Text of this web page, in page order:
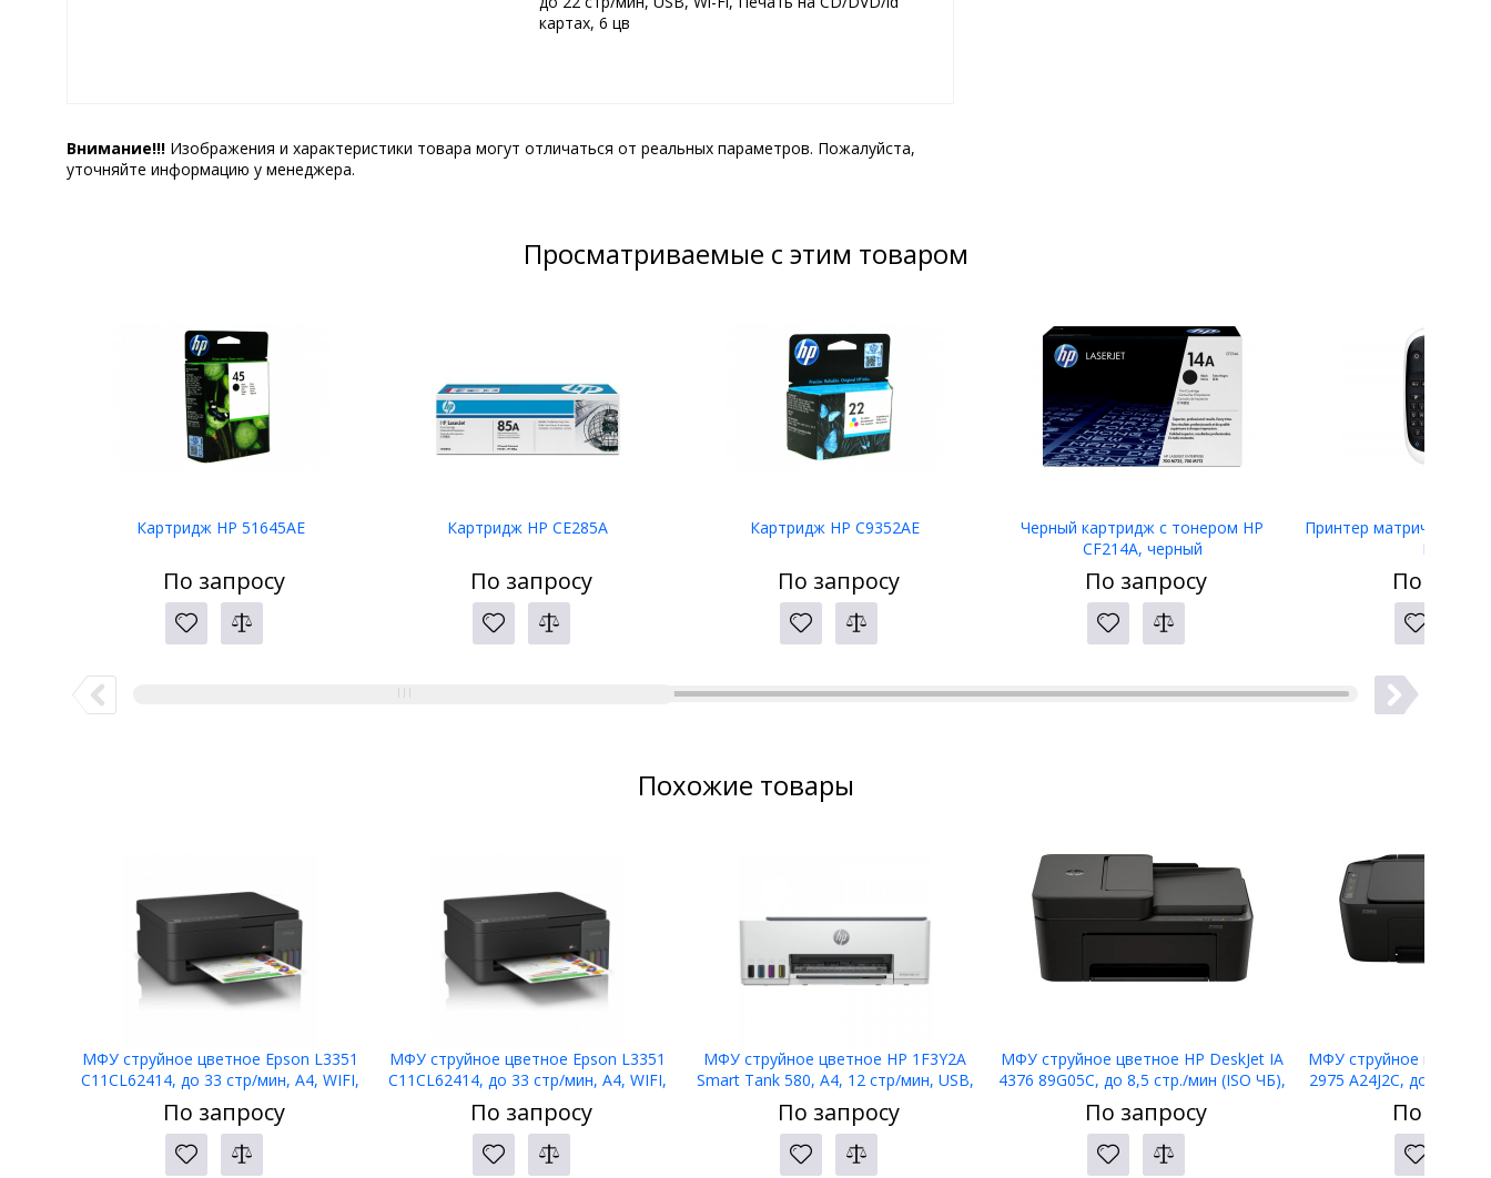
картах, 6 цв
Внимание!!! Изображения и характеристики товара могут отличаться от реальных параметров. Пожалуйста,
уточняйте информацию у менеджера.
Просматриваемые с этим товаром
Картридж HP 51645AE
По запросу
Картридж HP CE285A
По запросу
Картридж HP C9352AE
По запросу
Черный картридж с тонером HP
CF214A, черный
По запросу
Принтер матричный
LW-400
По
Похожие товары
МФУ струйное цветное Epson L3351
C11CL62414, до 33 стр/мин, A4, WIFI,
По запросу
МФУ струйное цветное Epson L3351
C11CL62414, до 33 стр/мин, A4, WIFI,
По запросу
МФУ струйное цветное HP 1F3Y2A
Smart Tank 580, А4, 12 стр/мин, USB,
WIFI, СНПЧ, no ADF
По запросу
МФУ струйное цветное HP DeskJet IA
4376 89G05C, до 8,5 стр./мин (ISO ЧБ),
USB, WIFI, A4, ADF
По запросу
МФУ струйное цветное
2975 A24J2C, до 7,5
USB, WIFI, A4,
По